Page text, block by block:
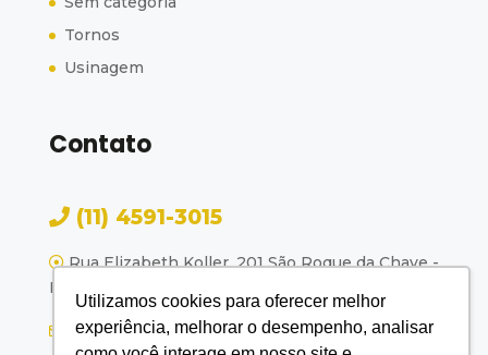
Utilizamos cookies para oferecer melhor
experiência, melhorar o desempenho, analisar
Tornos
Usinagem
Contato
(11) 4591-3015
Rua Elizabeth Koller, 201 São Roque da Chave -
Itupeva - SP
femes@femes.com.br